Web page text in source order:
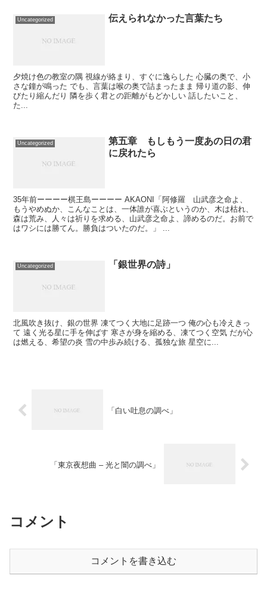
Uncategorized 伝えられなかった言葉たち
夕焼け色の教室の隅 視線が絡まり、すぐに逸らした 心臓の奥で、小
さな鐘が鳴った でも、言葉は喉の奥で詰まったまま 帰り道の影、伸
びたり縮んだり 隣を歩く君との距離がもどかしい 話したいこと、
た...
Uncategorized
第五章 もしもう一度あの日の君
に戻れたら
35年前ーーーー棋王島ーーーー AKAONI「阿修羅 山武彦之命よ、
もうやめぬか、こんなことは、一体誰が喜ぶというのか、木は枯れ、
森は荒み、人々は祈りを求める、山武彦之命よ、諦めるのだ。お前で
はワシには勝てん。勝負はついたのだ。」 ...
Uncategorized 「銀世界の詩」
北風吹き抜け、銀の世界 凍てつく大地に足跡一つ 俺の心も冷えきっ
て 遠く光る星に手を伸ばす 寒さが身を縮める、凍てつく空気 だが心
は燃える、希望の炎 雪の中歩み続ける、孤独な旅 星空に...
「白い吐息の調べ」
「東京夜想曲 – 光と闇の調べ」
コメント
コメントを書き込む